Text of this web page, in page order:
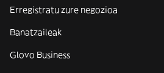
Erregistratu zure negozioa
Banatzaileak
Glovo Business